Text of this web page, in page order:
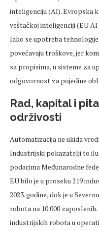
inteligenciju (AI). Evropska
veštačkoj inteligenciji (EU AI
Iako se upotreba
povećavaju troškove, jer
sa propisima, u sisteme za
odgovornost za pojedine
Rad, kapital i
održivosti
Automatizacija ne ukida
Industrijski pokazatelji to
podacima Međunarodne
EU bilo je u proseku 219
2023. godine, dok je u
robota na 10.000
industrijskih robota u